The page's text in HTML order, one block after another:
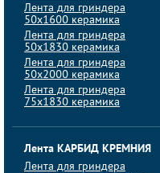
Лента для гриндера
50х1600 керамика
Лента для гриндера
50х1830 керамика
Лента для гриндера
50х2000 керамика
Лента для гриндера
75х1830 керамика
Лента КАРБИД КРЕМНИЯ
Лента для гриндера